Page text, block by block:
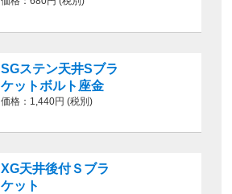
SGステン天井Sブラ
ケットボルト座金
価格：1,440円 (税別)
XG天井後付Ｓブラ
ケット